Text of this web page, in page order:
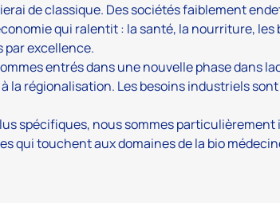
de classique. Des sociétés faiblement
qui ralentit : la santé, la nourriture, les
excellence.
entrés dans une nouvelle phase dans
la régionalisation. Les besoins industriels
spécifiques, nous sommes particulièrement
qui touchent aux domaines de la bio